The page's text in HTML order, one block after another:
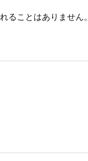
ることはありません。